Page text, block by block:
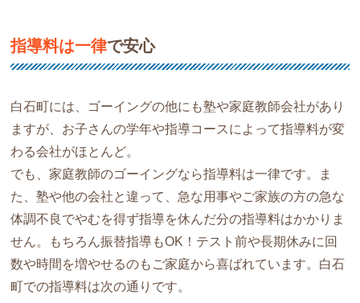
指導料は一律で安心
白石町には、ゴーイングの他にも塾や家庭教師会社があり
ますが、お子さんの学年や指導コースによって指導料が変
わる会社がほとんど。
でも、家庭教師のゴーイングなら指導料は一律です。ま
た、塾や他の会社と違って、急な用事やご家族の方の急な
体調不良でやむを得ず指導を休んだ分の指導料はかかりま
せん。もちろん振替指導もOK！テスト前や長期休みに回
数や時間を増やせるのもご家庭から喜ばれています。白石
町での指導料は次の通りです。